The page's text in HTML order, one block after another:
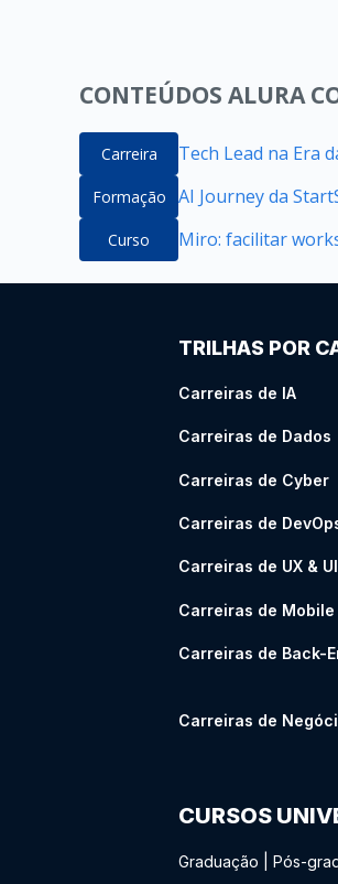
CONTEÚDOS ALURA
Carreira Tech Lead na Era
Formação AI Journey da
Curso Miro: facilitar
TRILHAS POR
Carreiras de IA
Carreiras de Dados
Carreiras de Cyber
Carreiras de
Carreiras de UX & UI
Carreiras de Mobile
Carreiras de Back-
Carreiras de
CURSOS
Graduação Pós-